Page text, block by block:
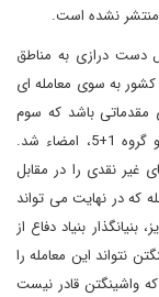
منتشر نشده است.
دست درازی به مناطق
به سوی معامله ای
مقدماتی باشد که سوم
آذرماه در ژنو بین تیم مذاکره کننده هسته ای ایران و گروه 1+5، امضاء شد.
غیر نقدی را در مقابل
که در نهایت می تواند
بنیانگذار بنیاد دفاع از
نتواند این معامله را
واشینگتن قادر نیست